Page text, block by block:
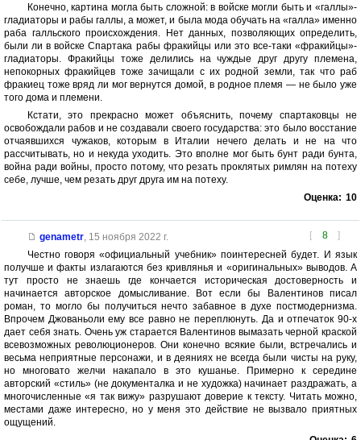
Конечно, картина могла быть сложной: в войске могли быть и «галлы»-
гладиаторы и рабы галлы, а может, и была мода обучать на «галла» именно
раба галльского происхождения. Нет данных, позволяющих определить,
были ли в войске Спартака рабы фракийцы или это все-таки «фракийцы»-
гладиаторы. Фракийцы тоже делились на чуждые друг другу племена,
непокорных фракийцев тоже зачищали с их родной земли, так что раб
фракиец тоже вряд ли мог вернутся домой, в родное племя — не было уже
того дома и племени.
Кстати, это прекрасно может объяснить, почему спартаковцы не
освобождали рабов и не создавали своего государства: это было восстание
отчаявшихся чужаков, которым в Италии нечего делать и не на что
рассчитывать, но и некуда уходить. Это вполне мог быть бунт ради бунта,
война ради войны, просто потому, что резать проклятых римлян на потеху
себе, лучше, чем резать друг друга им на потеху.
Оценка: 10
[ 8 ]
genametr, 15 ноября 2022 г.
Честно говоря «официальный учебник» поинтересней будет. И язык
получше и факты излагаются без кривлянья и «оригинальных» выводов. А
тут просто не знаешь где кончается историческая достоверность и
начинается авторское домысливание. Вот если бы Валентинов писал
роман, то могло бы получиться нечто забавное в духе постмодернизма.
Впрочем Джованьоли ему все равно не переплюнуть. Да и отпечаток 90-х
дает себя знать. Очень уж старается Валентинов вымазать черной краской
всевозможных революционеров. Они конечно всякие были, встречались и
весьма неприятные персонажи, и в деяниях не всегда были чисты на руку,
но многовато желчи накапало в это кушанье. Примерно к середине
авторский «стиль» (не документалка и не художка) начинает раздражать, а
многочисленные «я так вижу» разрушают доверие к тексту. Читать можно,
местами даже интересно, но у меня это действие не вызвало приятных
ощущений.